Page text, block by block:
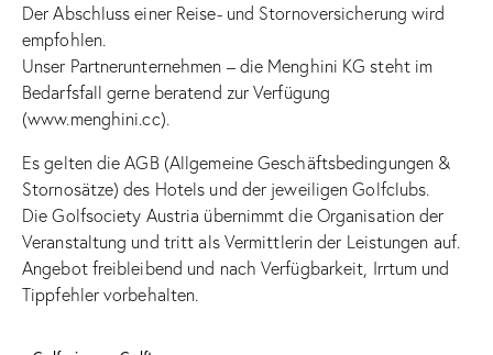
Der Abschluss einer Reise- und Stornoversicherung wird
empfohlen.
Unser Partnerunternehmen – die Menghini KG steht im
Bedarfsfall gerne beratend zur Verfügung
(www.menghini.cc).
Es gelten die AGB (Allgemeine Geschäftsbedingungen &
Stornosätze) des Hotels und der jeweiligen Golfclubs.
Die Golfsociety Austria übernimmt die Organisation der
Veranstaltung und tritt als Vermittlerin der Leistungen auf.
Angebot freibleibend und nach Verfügbarkeit, Irrtum und
Tippfehler vorbehalten.